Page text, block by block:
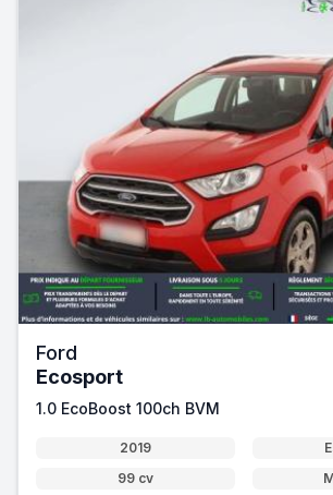
Ford
Ecosport
1.0 EcoBoost 100ch BVM
2019
99 cv